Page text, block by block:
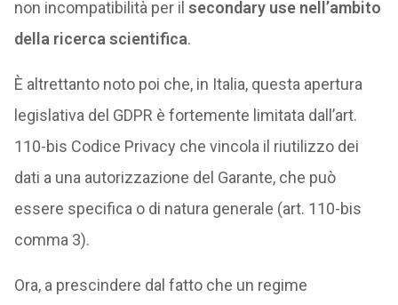
non incompatibilità per il secondary use nell’ambito
della ricerca scientifica.
È altrettanto noto poi che, in Italia, questa apertura
legislativa del GDPR è fortemente limitata dall’art.
110-bis Codice Privacy che vincola il riutilizzo dei
dati a una autorizzazione del Garante, che può
essere specifica o di natura generale (art. 110-bis
comma 3).
Ora, a prescindere dal fatto che un regime